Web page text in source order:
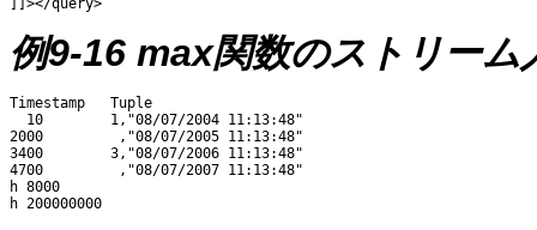
例9-16 max関数のストリーム
Timestamp   Tuple
  10        1,"08/07/2004 11:13:48"
2000         ,"08/07/2005 11:13:48"
3400        3,"08/07/2006 11:13:48"
4700         ,"08/07/2007 11:13:48"
h 8000